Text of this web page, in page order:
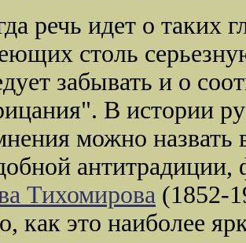
речь идет о таких
столь
забывать и о
В истории
можно
антитрадиции,
Тихомирова (1852-
как это наиболее